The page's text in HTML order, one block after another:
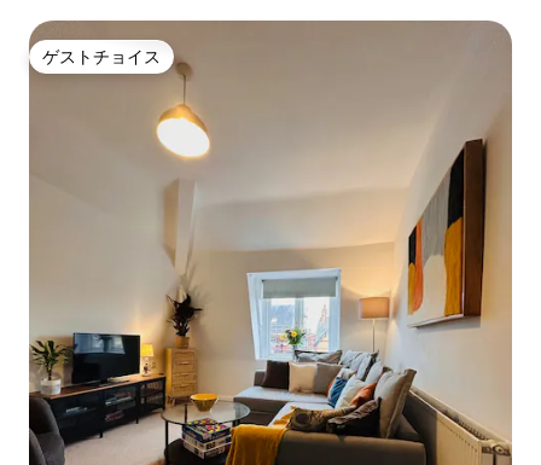
ゲストチョイス
ゲストチョイス